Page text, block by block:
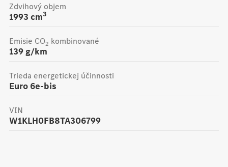
1993 cm3
Zdvihový objem
139g/km
Emisie CO2 kombinované
Euro 6e-bis
Trieda energetickej účinnosti
W1KLH0FB8TA306799
VIN